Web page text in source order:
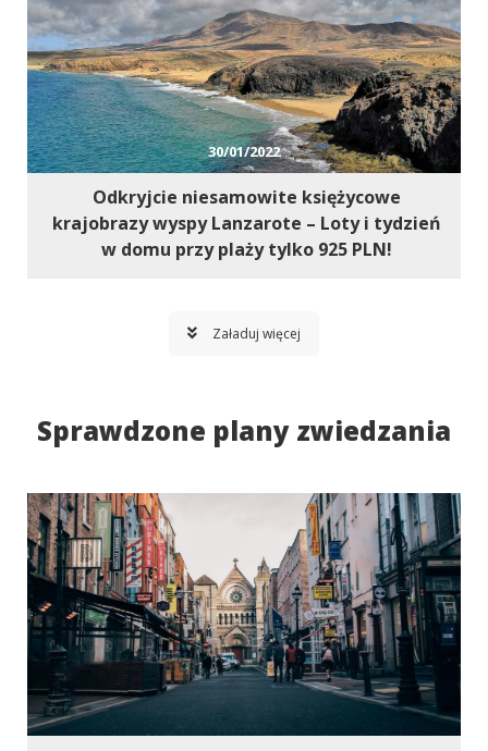
30/01/2022
Odkryjcie niesamowite księżycowe
krajobrazy wyspy Lanzarote – Loty i tydzień
w domu przy plaży tylko 925 PLN!
Załaduj więcej
Sprawdzone plany zwiedzania